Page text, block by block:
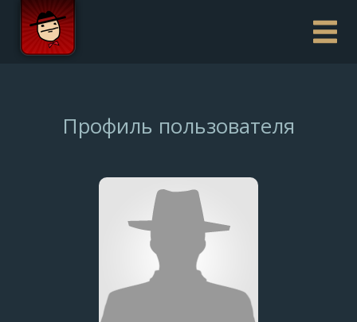
Профиль пользователя